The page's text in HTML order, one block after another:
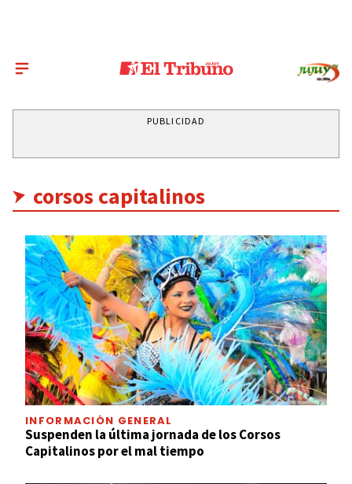
PUBLICIDAD
corsos capitalinos
INFORMACIÓN GENERAL
Suspenden la última jornada de los Corsos
Capitalinos por el mal tiempo